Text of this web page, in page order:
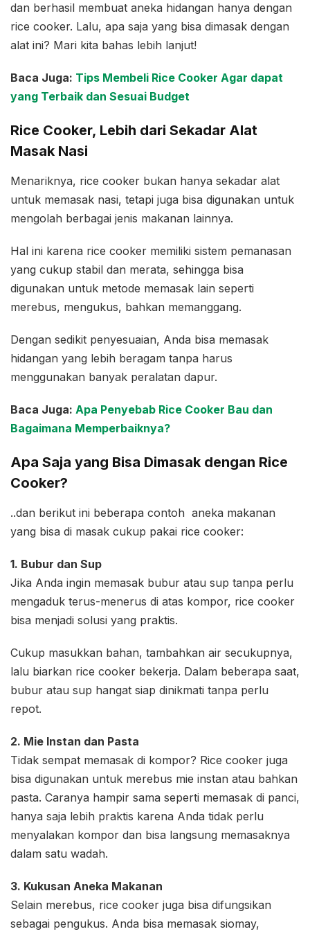
dan berhasil membuat aneka hidangan hanya dengan
rice cooker. Lalu, apa saja yang bisa dimasak dengan
alat ini? Mari kita bahas lebih lanjut!
Baca Juga: Tips Membeli Rice Cooker Agar dapat
yang Terbaik dan Sesuai Budget
Rice Cooker, Lebih dari Sekadar Alat
Masak Nasi
Menariknya, rice cooker bukan hanya sekadar alat
untuk memasak nasi, tetapi juga bisa digunakan untuk
mengolah berbagai jenis makanan lainnya.
Hal ini karena rice cooker memiliki sistem pemanasan
yang cukup stabil dan merata, sehingga bisa
digunakan untuk metode memasak lain seperti
merebus, mengukus, bahkan memanggang.
Dengan sedikit penyesuaian, Anda bisa memasak
hidangan yang lebih beragam tanpa harus
menggunakan banyak peralatan dapur.
Baca Juga: Apa Penyebab Rice Cooker Bau dan
Bagaimana Memperbaiknya?
Apa Saja yang Bisa Dimasak dengan Rice
Cooker?
..dan berikut ini beberapa contoh aneka makanan
yang bisa di masak cukup pakai rice cooker:
1. Bubur dan Sup
Jika Anda ingin memasak bubur atau sup tanpa perlu
mengaduk terus-menerus di atas kompor, rice cooker
bisa menjadi solusi yang praktis.
Cukup masukkan bahan, tambahkan air secukupnya,
lalu biarkan rice cooker bekerja. Dalam beberapa saat,
bubur atau sup hangat siap dinikmati tanpa perlu
repot.
2. Mie Instan dan Pasta
Tidak sempat memasak di kompor? Rice cooker juga
bisa digunakan untuk merebus mie instan atau bahkan
pasta. Caranya hampir sama seperti memasak di panci,
hanya saja lebih praktis karena Anda tidak perlu
menyalakan kompor dan bisa langsung memasaknya
dalam satu wadah.
3. Kukusan Aneka Makanan
Selain merebus, rice cooker juga bisa difungsikan
sebagai pengukus. Anda bisa memasak siomay,